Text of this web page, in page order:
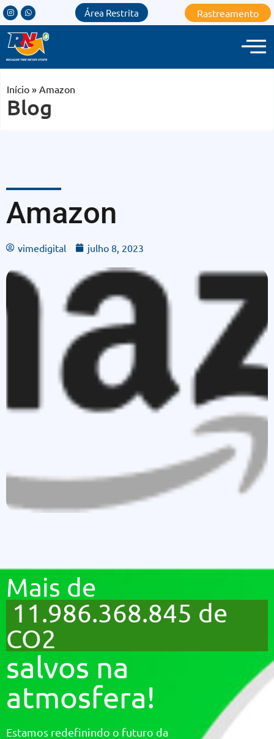
Área Restrita Rastreamento
Início » Amazon
Blog
Amazon
vimedigital julho 8, 2023
Mais de
11.986.368.845 de
CO2
salvos na
atmosfera!
Estamos redefinindo o futuro da